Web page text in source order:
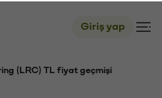
Giriş yap
(LRC) TL fiyat geçmişi